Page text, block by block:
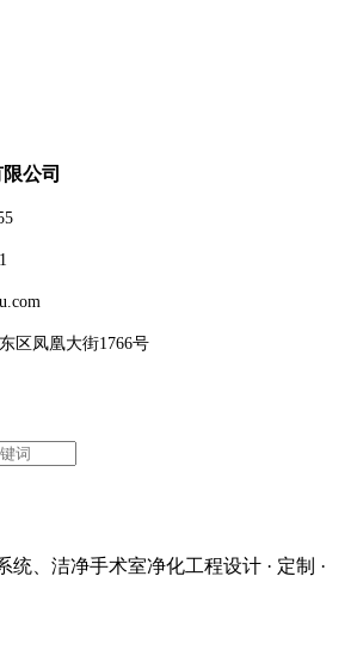
公司
区凤凰大街1766号
统、洁净手术室净化工程设计 · 定制 ·